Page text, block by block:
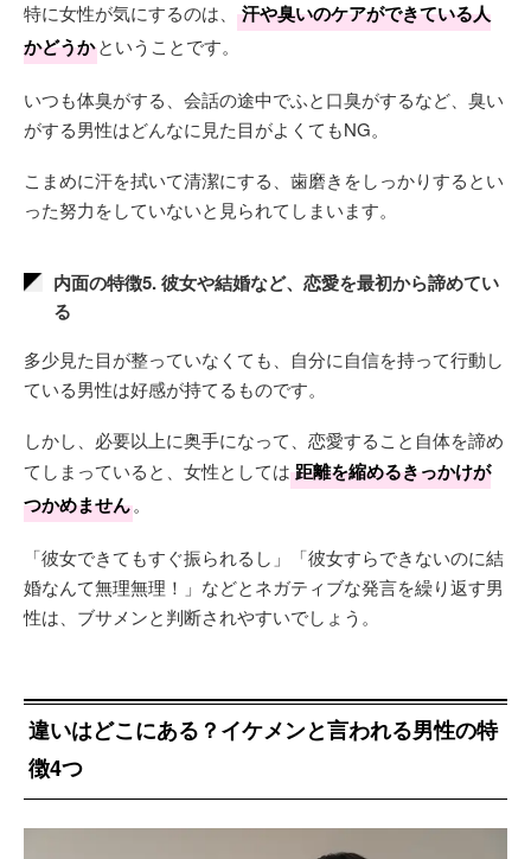
特に女性が気にするのは、
汗や臭いのケアができている人
かどうかということです。
いつも体臭がする、会話の途中でふと口臭がするなど、臭い
がする男性はどんなに見た目がよくてもNG。
こまめに汗を拭いて清潔にする、歯磨きをしっかりするとい
った努力をしていないと見られてしまいます。
内面の特徴5. 彼女や結婚など、恋愛を最初から諦めてい
る
多少見た目が整っていなくても、自分に自信を持って行動し
ている男性は好感が持てるものです。
しかし、必要以上に奥手になって、恋愛すること自体を諦め
てしまっていると、女性としては 距離を縮めるきっかけが
つかめません。
「彼女できてもすぐ振られるし」「彼女すらできないのに結
婚なんて無理無理！」などとネガティブな発言を繰り返す男
性は、ブサメンと判断されやすいでしょう。
違いはどこにある？イケメンと言われる男性の特
徴4つ